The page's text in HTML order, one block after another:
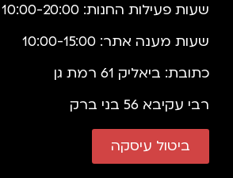
שעות פעילות החנות: 10:00-20:00
שעות מענה אתר: 10:00-15:00
כתובת: ביאליק 61 רמת גן
רבי עקיבא 56 בני ברק
ביטול עיסקה